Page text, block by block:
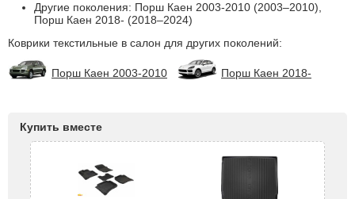
Другие поколения: Порш Каен 2003-2010 (2003–2010),
Порш Каен 2018- (2018–2024)
Коврики текстильные в салон для других поколений:
Порш Каен 2003-2010 Порш Каен 2018-
Купить вместе